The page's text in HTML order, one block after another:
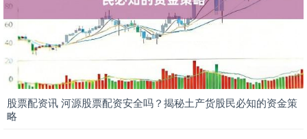
股票配资讯 河源股票配资安全吗？揭秘土产货股民必知的资金策
略